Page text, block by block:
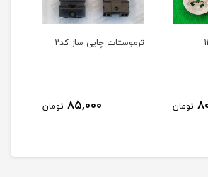
ترموستات چایی ساز کد2
تومان
ترموستات چایی